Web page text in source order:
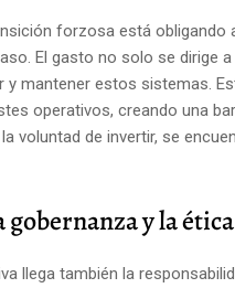
forzosa está
El gasto no solo se dirige
y mantener estos sistemas.
operativos, creando una
voluntad de invertir, se
gobernanza y la
llega también la